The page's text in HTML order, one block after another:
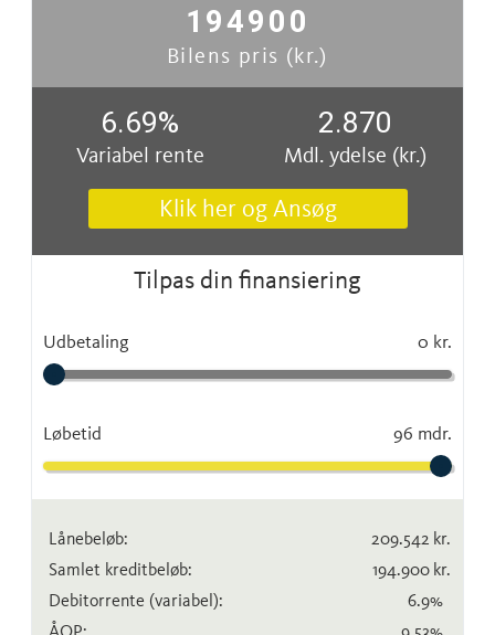
194900
Bilens pris (kr.)
6.69%
Variabel rente
2.870
Mdl. ydelse (kr.)
Klik her og Ansøg
Tilpas din finansiering
Udbetaling 0 kr.
Løbetid 96 mdr.
Lånebeløb: 209.542 kr.
Samlet kreditbeløb:
194.900 kr.
Debitorrente (variabel): 6.9%